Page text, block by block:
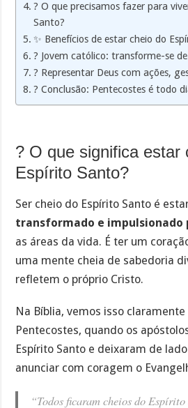
? O que precisamos fazer para
Santo?
✨ Benefícios de estar cheio do
? Jovem católico: transforme-se
? Representar Deus com ações,
? Conclusão: Pentecostes é todo
?️ O que significa estar
Espírito Santo?
Ser cheio do Espírito Santo é
transformado e impulsionado
as áreas da vida. É ter um
uma mente cheia de sabedoria
refletem o próprio Cristo.
Na Bíblia, vemos isso
Pentecostes, quando os
Espírito Santo e deixaram de
anunciar com coragem o
“Todos ficaram cheios do